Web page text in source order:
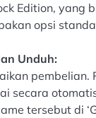
Edition, yang
opsi
Unduh:
pembelian.
secara
tersebut di